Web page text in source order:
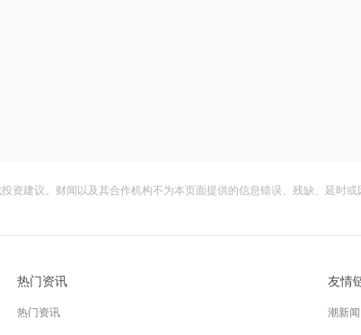
建议。财闻以及其合作机构不为本页面提供的信息错误、残缺、延时
热门资讯
热门资讯
友情
潮新闻